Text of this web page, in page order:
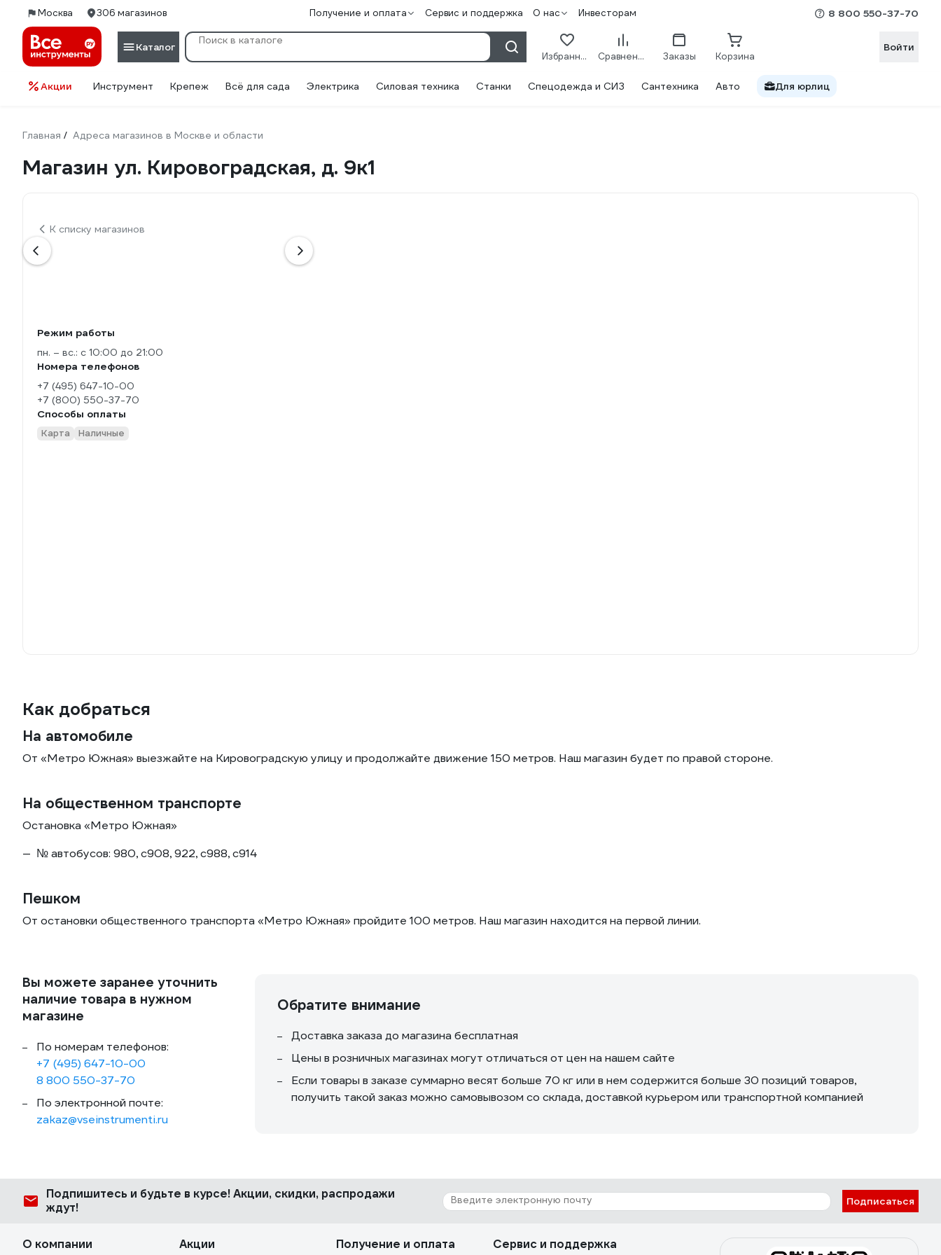
Москва 306 магазинов Получение и оплата Сервис и поддержка О нас Инвесторам 8 800 550-37-70
Каталог
Избранное Сравнение Заказы Корзина
Войти
Акции Инструмент Крепеж Всё для сада Электрика Силовая техника Станки Спецодежда и СИЗ Сантехника Авто Для юрлиц
Главная / Адреса магазинов в Москве и области
Магазин ул. Кировоградская, д. 9к1
К списку магазинов
Режим работы
пн. – вс.: с 10:00 до 21:00
Номера телефонов
+7 (495) 647-10-00
+7 (800) 550-37-70
Способы оплаты
Карта Наличные
Как добраться
На автомобиле
От «Метро Южная» выезжайте на Кировоградскую улицу и продолжайте движение 150 метров. Наш магазин будет по правой стороне.
На общественном транспорте
Остановка «Метро Южная»
№ автобусов: 980, с908, 922, с988, с914
Пешком
От остановки общественного транспорта «Метро Южная» пройдите 100 метров. Наш магазин находится на первой линии.
Вы можете заранее уточнить
наличие товара в нужном
магазине
По номерам телефонов:
+7 (495) 647-10-00
8 800 550-37-70
По электронной почте:
zakaz@vseinstrumenti.ru
Обратите внимание
Доставка заказа до магазина бесплатная
Цены в розничных магазинах могут отличаться от цен на нашем сайте
Если товары в заказе суммарно весят больше 70 кг или в нем содержится больше 30 позиций товаров,
получить такой заказ можно самовывозом со склада, доставкой курьером или транспортной компанией
Подпишитесь и будьте в курсе! Акции, скидки, распродажи
ждут!
Подписаться
О компании Акции Получение и оплата Сервис и поддержка